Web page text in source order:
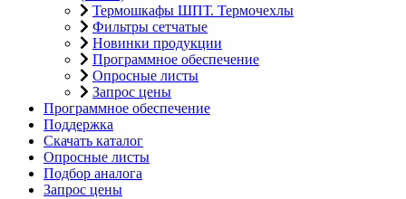
Термошкафы ШПТ. Термочехлы
Фильтры сетчатые
Новинки продукции
Программное обеспечение
Опросные листы
Запрос цены
Программное обеспечение
Поддержка
Скачать каталог
Опросные листы
Подбор аналога
Запрос цены